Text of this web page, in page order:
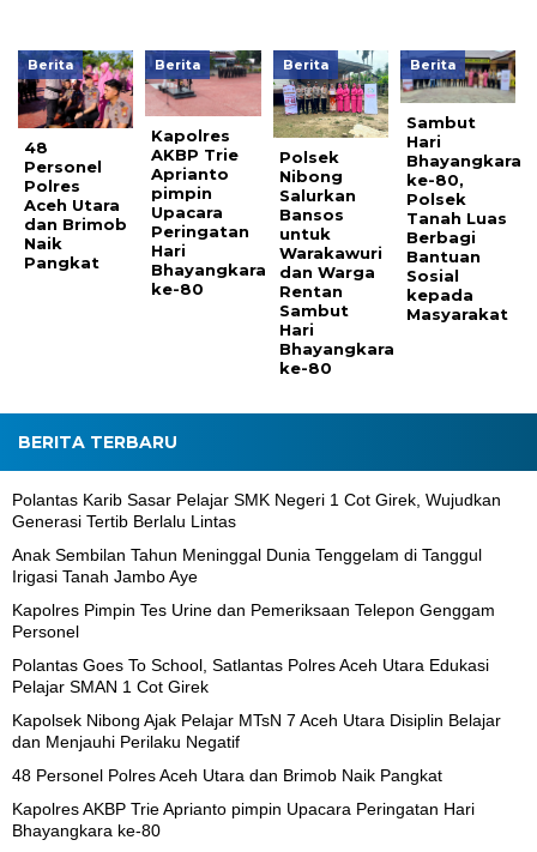
Berita
48
Personel
Polres
Aceh Utara
dan Brimob
Naik
Pangkat
Berita
Kapolres
AKBP Trie
Aprianto
pimpin
Upacara
Peringatan
Hari
Bhayangkara
ke-80
Berita
Polsek
Nibong
Salurkan
Bansos
untuk
Warakawuri
dan Warga
Rentan
Sambut
Hari
Bhayangkara
ke-80
Berita
Sambut
Hari
Bhayangkara
ke-80,
Polsek
Tanah Luas
Berbagi
Bantuan
Sosial
kepada
Masyarakat
BERITA TERBARU
Polantas Karib Sasar Pelajar SMK Negeri 1 Cot Girek, Wujudkan
Generasi Tertib Berlalu Lintas
Anak Sembilan Tahun Meninggal Dunia Tenggelam di Tanggul
Irigasi Tanah Jambo Aye
Kapolres Pimpin Tes Urine dan Pemeriksaan Telepon Genggam
Personel
Polantas Goes To School, Satlantas Polres Aceh Utara Edukasi
Pelajar SMAN 1 Cot Girek
Kapolsek Nibong Ajak Pelajar MTsN 7 Aceh Utara Disiplin Belajar
dan Menjauhi Perilaku Negatif
48 Personel Polres Aceh Utara dan Brimob Naik Pangkat
Kapolres AKBP Trie Aprianto pimpin Upacara Peringatan Hari
Bhayangkara ke-80